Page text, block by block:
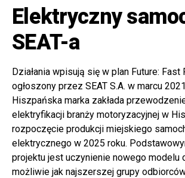
Elektryczny
SEAT-a
Działania wpisują się w plan Future: Fast
ogłoszony przez SEAT S.A. w marcu
Hiszpańska marka zakłada
elektryfikacji branży motoryzacyjnej w
rozpoczęcie produkcji miejskiego
elektrycznego w 2025 roku.
projektu jest uczynienie nowego modelu
możliwie jak najszerszej grupy